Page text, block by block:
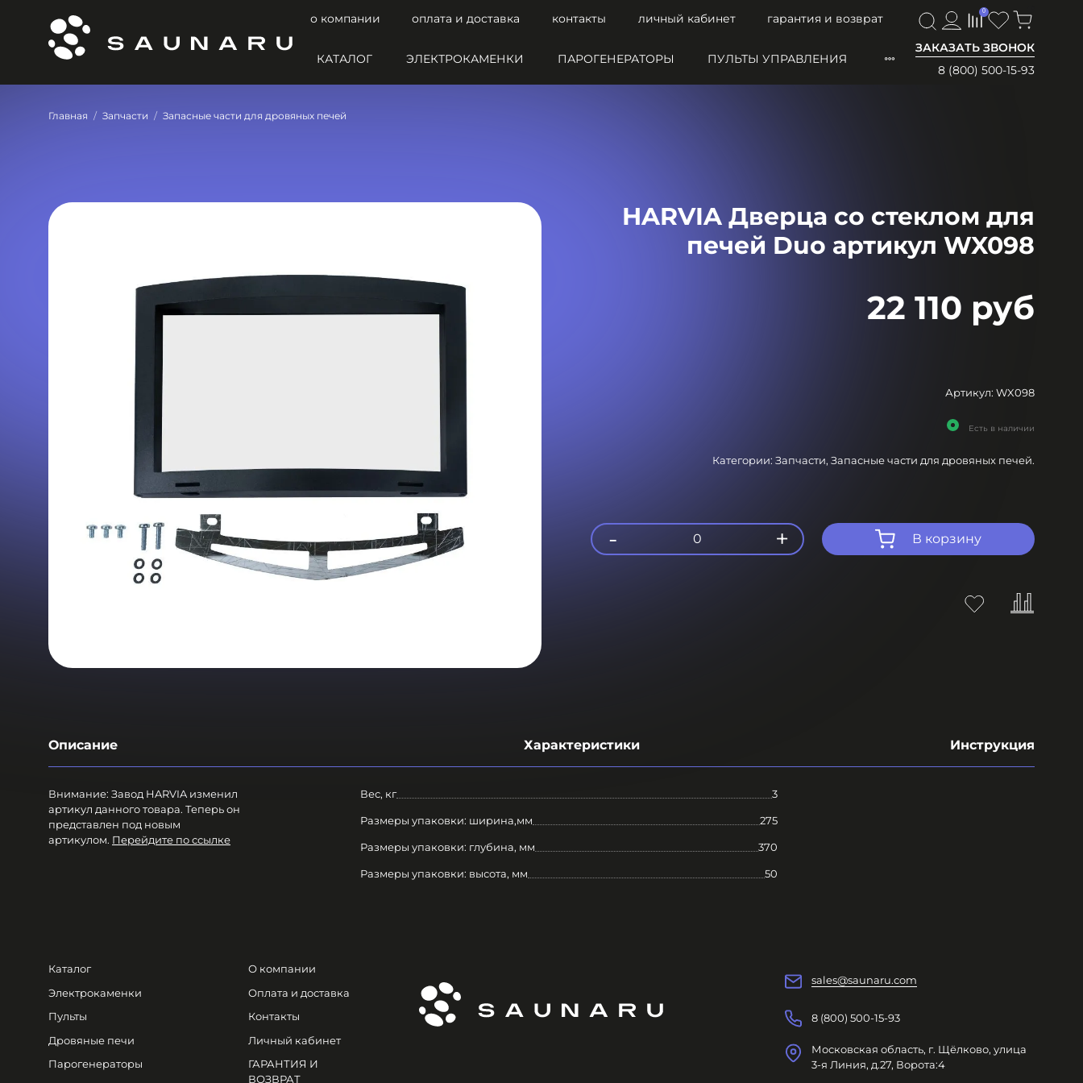
о компании оплата и доставка контакты личный кабинет
гарантия и возврат
ЗАКАЗАТЬ ЗВОНОК
8 (800) 500-15-93
0
КАТАЛОГ ЭЛЕКТРОКАМЕНКИ ПАРОГЕНЕРАТОРЫ ПУЛЬТЫ УПРАВЛЕНИЯ
Главная Запчасти Запасные части для дровяных печей
HARVIA Дверца со стеклом для
печей Duo артикул WX098
22 110 руб
Артикул: WX098
Есть в наличии
Категории: Запчасти, Запасные части для дровяных печей.
В корзину
- 0 +
Описание Характеристики Инструкция
Внимание: Завод HARVIA изменил
артикул данного товара. Теперь он
представлен под новым
артикулом. Перейдите по ссылке
Вес, кг 3
Размеры упаковки: ширина,мм 275
Размеры упаковки: глубина, мм 370
Размеры упаковки: высота, мм 50
Каталог
Электрокаменки
Пульты
Дровяные печи
Парогенераторы
О компании
Оплата и доставка
Контакты
Личный кабинет
ГАРАНТИЯ И
ВОЗВРАТ
sales@saunaru.com
8 (800) 500-15-93
Московская область, г. Щёлково, улица
3-я Линия, д.27, Ворота:4